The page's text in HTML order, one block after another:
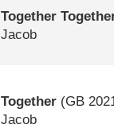
Together
Jacob
Together (GB
Jacob